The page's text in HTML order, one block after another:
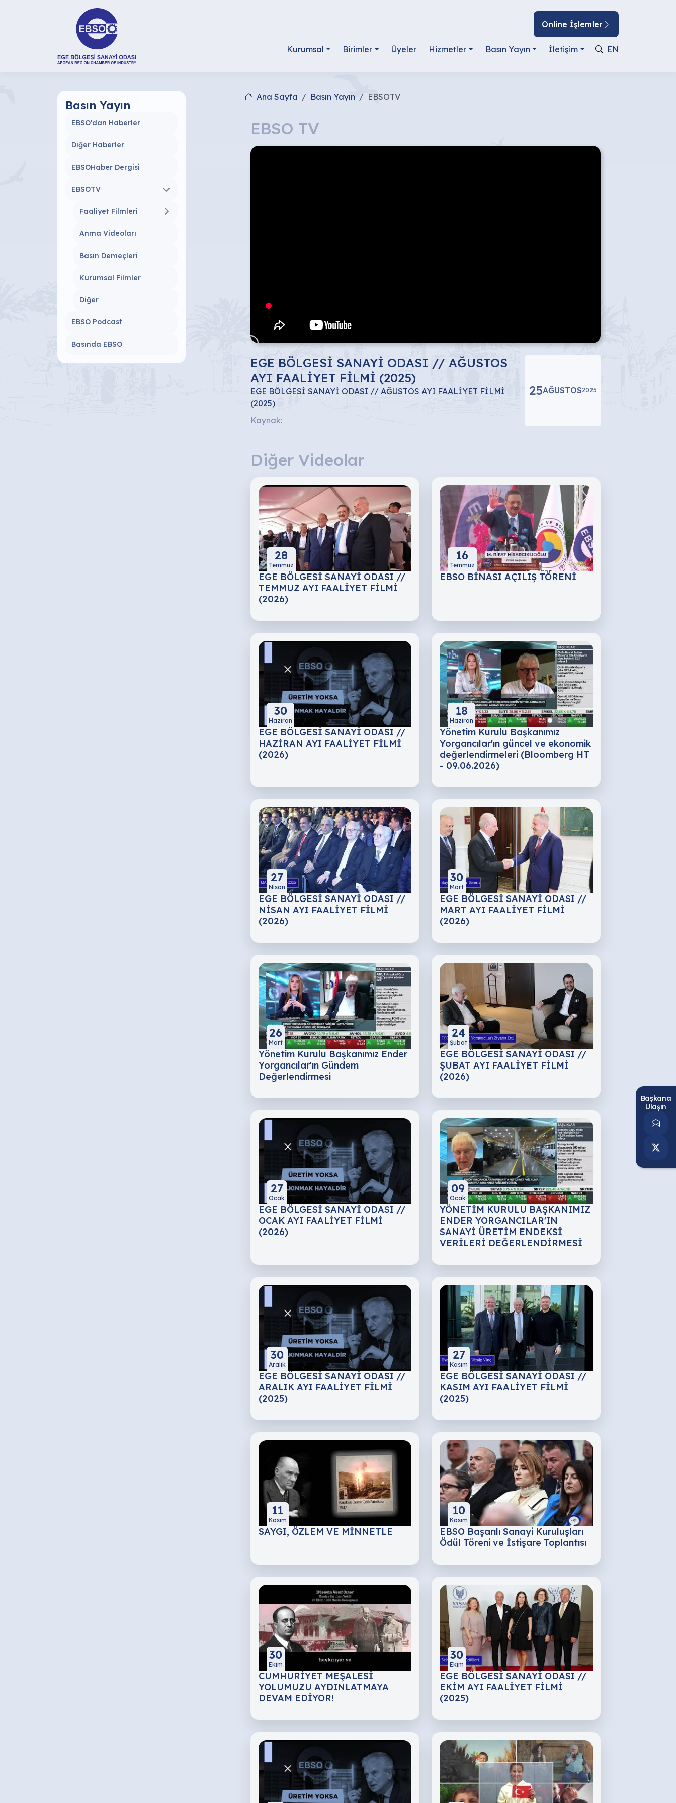
Online İşlemler
Kurumsal Birimler Üyeler Hizmetler Basın Yayın İletişim EN
Ana Sayfa Basın Yayın EBSOTV
EBSO TV
EGE BÖLGESİ SANAYİ ODASI // AĞUSTOS
AYI FAALİYET FİLMİ (2025)
EGE BÖLGESİ SANAYİ ODASI // AĞUSTOS AYI FAALİYET FİLMİ
(2025)
Kaynak:
25AĞUSTOS2025
Diğer Videolar
28
Temmuz
EGE BÖLGESİ SANAYİ ODASI //
TEMMUZ AYI FAALİYET FİLMİ
(2026)
16
Temmuz
EBSO BİNASI AÇILIŞ TÖRENİ
30
Haziran
EGE BÖLGESİ SANAYİ ODASI //
HAZİRAN AYI FAALİYET FİLMİ
(2026)
18
Haziran
Yönetim Kurulu Başkanımız
Yorgancılar'ın güncel ve ekonomik
değerlendirmeleri (Bloomberg HT
- 09.06.2026)
27
Nisan
EGE BÖLGESİ SANAYİ ODASI //
NİSAN AYI FAALİYET FİLMİ
(2026)
30
Mart
EGE BÖLGESİ SANAYİ ODASI //
MART AYI FAALİYET FİLMİ
(2026)
26
Mart
Yönetim Kurulu Başkanımız Ender
Yorgancılar'ın Gündem
Değerlendirmesi
24
Şubat
EGE BÖLGESİ SANAYİ ODASI //
ŞUBAT AYI FAALİYET FİLMİ
(2026)
27
Ocak
EGE BÖLGESİ SANAYİ ODASI //
OCAK AYI FAALİYET FİLMİ
(2026)
09
Ocak
YÖNETİM KURULU BAŞKANIMIZ
ENDER YORGANCILAR'IN
SANAYİ ÜRETİM ENDEKSİ
VERİLERİ DEĞERLENDİRMESİ
30
Aralık
EGE BÖLGESİ SANAYİ ODASI //
ARALIK AYI FAALİYET FİLMİ
(2025)
27
Kasım
EGE BÖLGESİ SANAYİ ODASI //
KASIM AYI FAALİYET FİLMİ
(2025)
11
Kasım
SAYGI, ÖZLEM VE MİNNETLE
10
Kasım
EBSO Başarılı Sanayi Kuruluşları
Ödül Töreni ve İstişare Toplantısı
30
Ekim
CUMHURİYET MEŞALESİ
YOLUMUZU AYDINLATMAYA
DEVAM EDİYOR!
30
Ekim
EGE BÖLGESİ SANAYİ ODASI //
EKİM AYI FAALİYET FİLMİ
(2025)
Basın Yayın
EBSO'dan Haberler
Diğer Haberler
EBSOHaber Dergisi
EBSOTV
Faaliyet Filmleri
Anma Videoları
Basın Demeçleri
Kurumsal Filmler
Diğer
EBSO Podcast
Basında EBSO
Başkana
Ulaşın